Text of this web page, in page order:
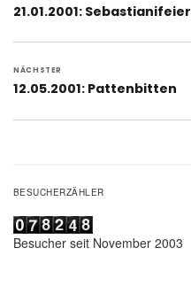
Vorheriger
21.01.2001: Sebastianifeier
NÄCHSTER
Nächster
12.05.2001: Pattenbitten
BESUCHERZÄHLER
Besucher seit November 2003